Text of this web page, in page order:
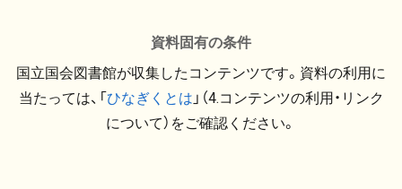
資料固有の条件
国立国会図書館が収集したコンテンツです。資料の利用に
当たっては、「ひなぎくとは 」（4.コンテンツの利用・リンク
について）をご確認ください。